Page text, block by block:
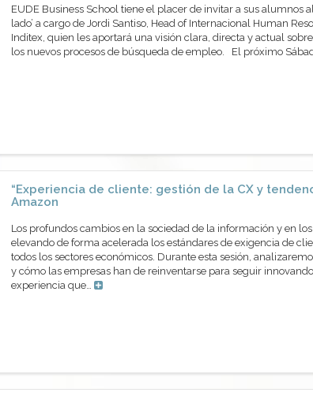
EUDE Business School tiene el placer de invitar a sus alumnos
lado’ a cargo de Jordi Santiso, Head of Internacional Human
Inditex, quien les aportará una visión clara, directa y actual
los nuevos procesos de búsqueda de empleo. El próximo
“Experiencia de cliente: gestión de la CX y
Amazon
Los profundos cambios en la sociedad de la información y en
elevando de forma acelerada los estándares de exigencia de
todos los sectores económicos. Durante esta sesión,
y cómo las empresas han de reinventarse para seguir
experiencia que…